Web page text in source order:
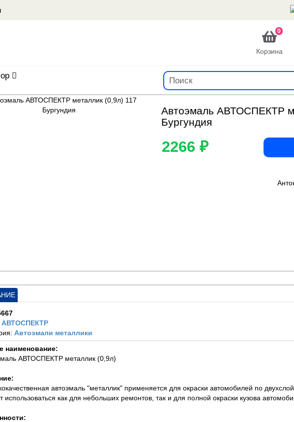
0
Корзина
Автоэмаль АВТОСПЕКТР
Бургундия
2266 ₽
АВТОСПЕКТР
Автоэмали металлики
наименование:
АВТОСПЕКТР металлик (0,9л)
автоэмаль "металлик" применяется для окраски автомобилей по
использоваться как для небольших ремонтов, так и для полной окраски кузова